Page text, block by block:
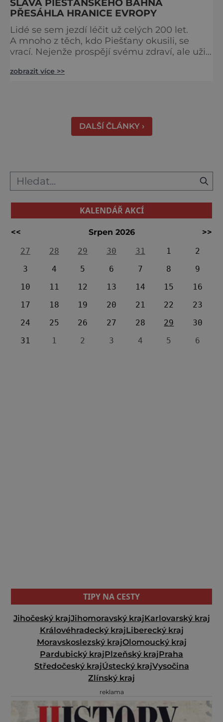
PŘESÁHLA HRANICE EVROPY
Lidé se sem jezdí léčit už celých 200 let.
A mnoho z těch, kdo Piešťany okusili, se
vrací. Nejenže prospějí svému zdraví, ale užijí
řekne slovenské lázně, Piešťany bývají první
zobrazit více >>
DALŠÍ ČLÁNKY ›
KALENDÁŘ AKCÍ
<< Srpen 2026
>>
27
28 29 30 31 1
2
3
4 5 6 7 8
9
10
11 12 13 14 15
16
17
18 19 20 21 22
23
24
25 26 27 28 29
30
31
1 2 3 4 5 6
TIPY NA CESTY
Jihočeský krajJihomoravský krajKarlovarský kraj
Královéhradecký krajLiberecký kraj
Moravskoslezský krajOlomoucký kraj
Pardubický krajPlzeňský krajPraha
Středočeský krajÚstecký krajVysočina
Zlínský kraj
reklama